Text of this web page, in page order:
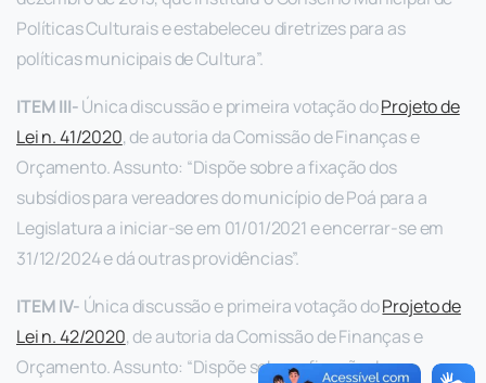
Políticas Culturais e estabeleceu diretrizes para as
políticas municipais de Cultura”.
ITEM III-Única discussão e primeira votação doProjeto de
Lei n. 41/2020, de autoria da Comissão de Finanças e
Orçamento. Assunto: “Dispõe sobre a fixação dos
subsídios para vereadores do município de Poá para a
Legislatura a iniciar-se em 01/01/2021 e encerrar-se em
31/12/2024 e dá outras providências”.
ITEM IV- Única discussão e primeira votação doProjeto de
Lei n. 42/2020, de autoria da Comissão de Finanças e
Orçamento. Assunto: “Dispõe sobre a fixação dos